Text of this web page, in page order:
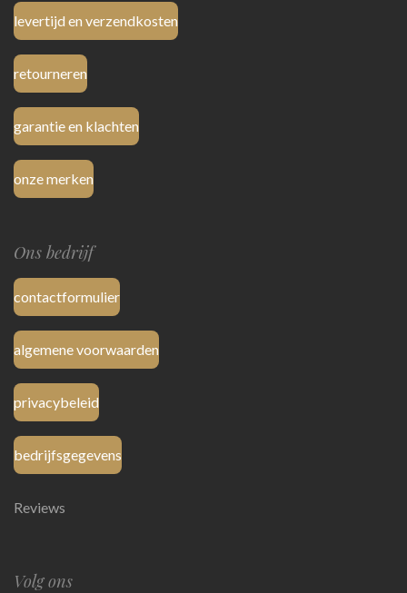
levertijd en verzendkosten
retourneren
garantie en klachten
onze merken
Ons bedrijf
contactformulier
algemene voorwaarden
privacybeleid
bedrijfsgegevens
Reviews
Volg ons